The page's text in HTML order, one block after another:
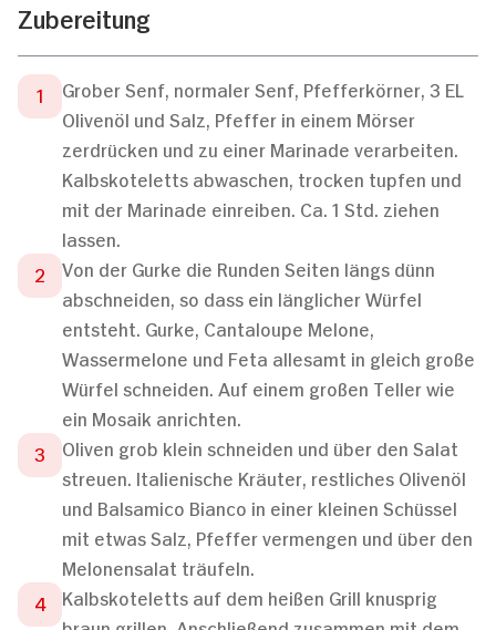
Zubereitung
Grober Senf, normaler Senf, Pfefferkörner, 3 EL
Olivenöl und Salz, Pfeffer in einem Mörser
zerdrücken und zu einer Marinade verarbeiten.
Kalbskoteletts abwaschen, trocken tupfen und
mit der Marinade einreiben. Ca. 1 Std. ziehen
lassen.
Von der Gurke die Runden Seiten längs dünn
abschneiden, so dass ein länglicher Würfel
entsteht. Gurke, Cantaloupe Melone,
Wassermelone und Feta allesamt in gleich große
Würfel schneiden. Auf einem großen Teller wie
ein Mosaik anrichten.
Oliven grob klein schneiden und über den Salat
streuen. Italienische Kräuter, restliches Olivenöl
und Balsamico Bianco in einer kleinen Schüssel
mit etwas Salz, Pfeffer vermengen und über den
Melonensalat träufeln.
Kalbskoteletts auf dem heißen Grill knusprig